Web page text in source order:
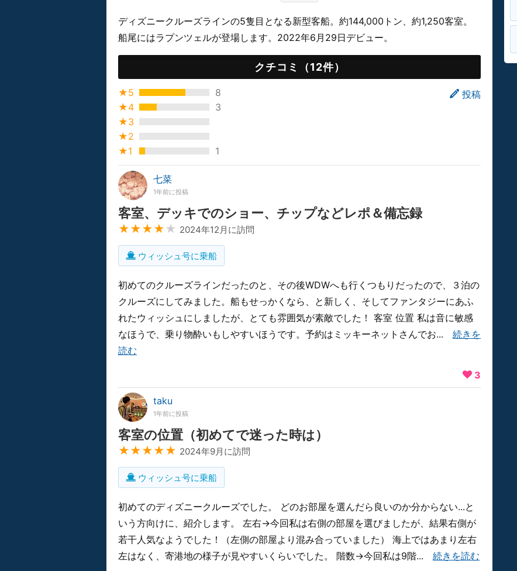
ディズニークルーズラインの5隻目となる新型客船。約144,000トン、約1,250客室。
船尾にはラプンツェルが登場します。2022年6月29日デビュー。
クチコミ（12件）
投稿
★5
8
★4
3
★3
★2
★1
1
七菜
1年前に投稿
客室、デッキでのショー、チップなどレポ＆備忘録
★★★★ ★ 2024年12月に訪問
ウィッシュ号に乗船
初めてのクルーズラインだったのと、その後WDWへも行くつもりだったので、３泊の
クルーズにしてみました。船もせっかくなら、と新しく、そしてファンタジーにあふ
れたウィッシュにしましたが、とても雰囲気が素敵でした！ 客室 位置 私は音に敏感
なほうで、乗り物酔いもしやすいほうです。予約はミッキーネットさんでお... 続きを
読む
3
taku
1年前に投稿
客室の位置（初めてで迷った時は）
★★★★★ 2024年9月に訪問
ウィッシュ号に乗船
初めてのディズニークルーズでした。 どのお部屋を選んだら良いのか分からない...と
いう方向けに、紹介します。 左右→今回私は右側の部屋を選びましたが、結果右側が
若干人気なようでした！（左側の部屋より混み合っていました） 海上ではあまり左右
左はなく、寄港地の様子が見やすいくらいでした。 階数→今回私は9階... 続きを読む